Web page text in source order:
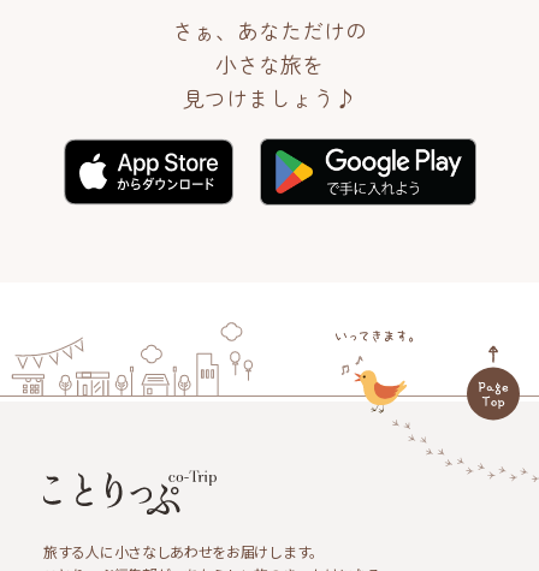
さぁ、あなただけの
小さな旅を
見つけましょう♪
旅する人に小さなしあわせをお届けします。